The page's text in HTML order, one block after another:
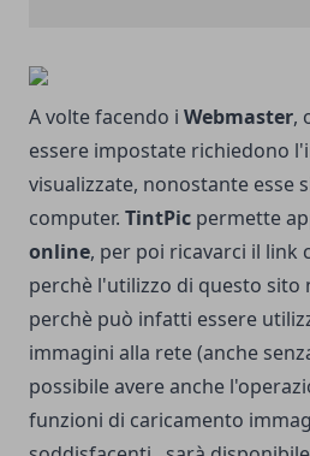
A volte facendo i Webmaster,
essere impostate richiedono
visualizzate, nonostante esse
computer. TintPic permette
online, per poi ricavarci il link
perchè l'utilizzo di questo sito
perchè può infatti essere
immagini alla rete (anche
possibile avere anche
funzioni di caricamento